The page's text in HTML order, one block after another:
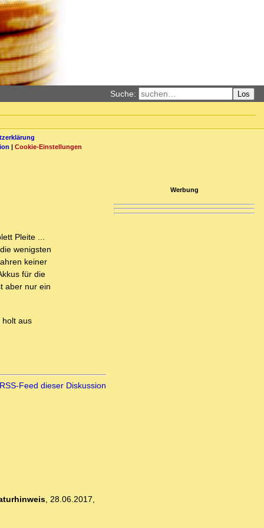
Suche: Los
| Cookie-Einstellungen
Pleite ...
wenigsten
keiner
für die
aber nur ein
holt aus
Feed dieser Diskussion
, 28.06.2017,
Werbung